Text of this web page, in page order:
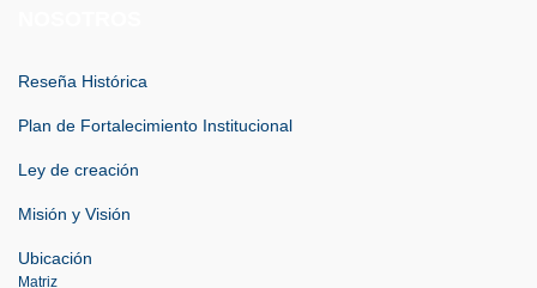
Reseña Histórica
Plan de Fortalecimiento Institucional
Ley de creación
Misión y Visión
Ubicación
Matriz